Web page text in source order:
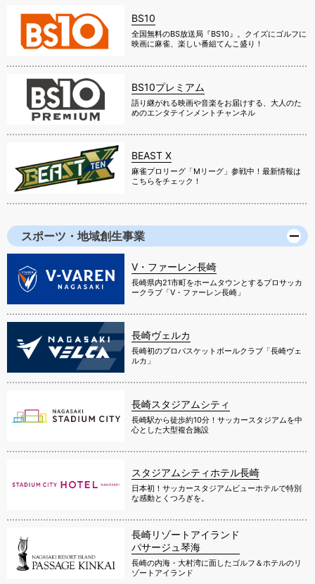
BS10
全国無料のBS放送局『BS10』。クイズにゴルフに
映画に麻雀、楽しい番組てんこ盛り！
BS10プレミアム
語り継がれる映画や音楽をお届けする、大人のた
めのエンタテインメントチャンネル
BEAST X
麻雀プロリーグ「Mリーグ」参戦中！最新情報は
こちらをチェック！
スポーツ・地域創生事業
V・ファーレン長崎
長崎県内21市町をホームタウンとするプロサッカ
ークラブ「V・ファーレン長崎」
長崎ヴェルカ
長崎初のプロバスケットボールクラブ「長崎ヴェ
ルカ」
長崎スタジアムシティ
長崎駅から徒歩約10分！サッカースタジアムを中
心とした大型複合施設
スタジアムシティホテル長崎
日本初！サッカースタジアムビューホテルで特別
な感動とくつろぎを。
長崎リゾートアイランド
パサージュ琴海
長崎の内海・大村湾に面したゴルフ＆ホテルのリ
ゾートアイランド